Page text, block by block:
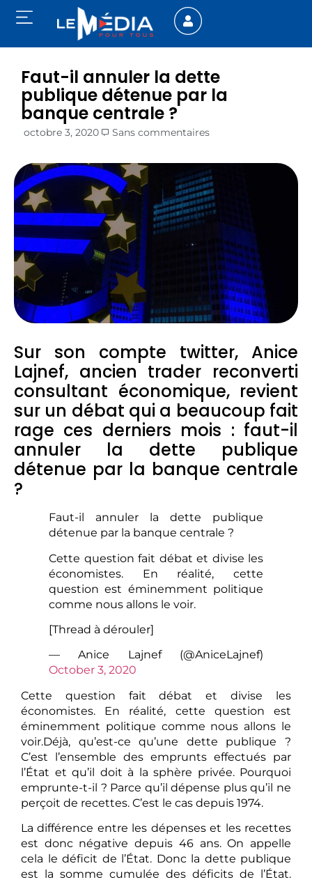
Faut-il annuler la dette
publique détenue par la
banque centrale ?
octobre 3, 2020 Sans commentaires
Sur son compte twitter, Anice
Lajnef, ancien trader reconverti
consultant économique, revient
sur un débat qui a beaucoup fait
rage ces derniers mois : faut-il
annuler la dette publique
détenue par la banque centrale
?
Faut-il annuler la dette publique
détenue par la banque centrale ?
Cette question fait débat et divise les
économistes. En réalité, cette
question est éminemment politique
comme nous allons le voir.
[Thread à dérouler]
— Anice Lajnef (@AniceLajnef)
October 3, 2020
Cette question fait débat et divise les
économistes. En réalité, cette question est
éminemment politique comme nous allons le
voir.Déjà, qu’est-ce qu’une dette publique ?
C’est l’ensemble des emprunts effectués par
l’État et qu’il doit à la sphère privée. Pourquoi
emprunte-t-il ? Parce qu’il dépense plus qu’il ne
perçoit de recettes. C’est le cas depuis 1974.
La différence entre les dépenses et les recettes
est donc négative depuis 46 ans. On appelle
cela le déficit de l’État. Donc la dette publique
est la somme cumulée des déficits de l’État.